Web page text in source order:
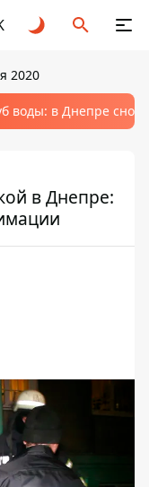
2020
воды: в Днепре
в Днепре: